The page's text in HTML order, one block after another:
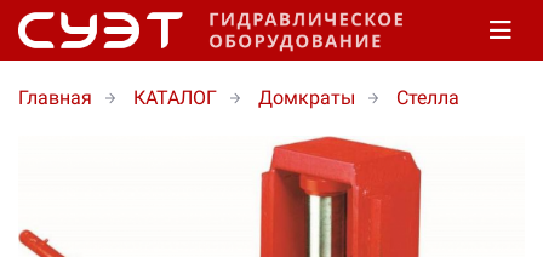
Главная КАТАЛОГ Домкраты Стелла